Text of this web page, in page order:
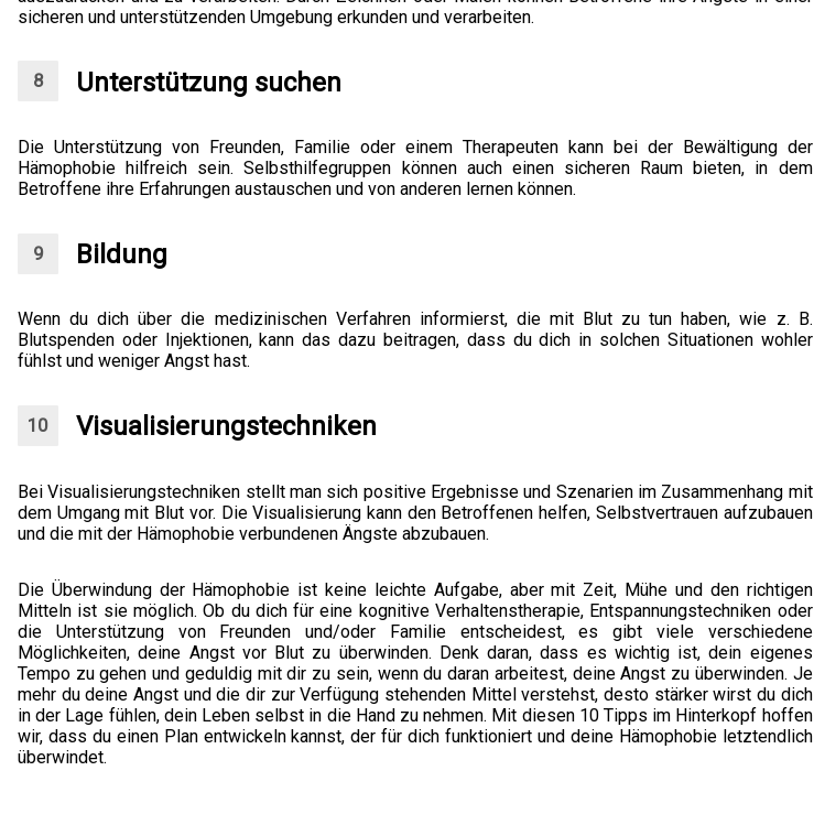
sicheren und unterstützenden Umgebung erkunden und verarbeiten.
Unterstützung suchen
Die Unterstützung von Freunden, Familie oder einem Therapeuten kann bei der Bewältigung der
Hämophobie hilfreich sein. Selbsthilfegruppen können auch einen sicheren Raum bieten, in dem
Betroffene ihre Erfahrungen austauschen und von anderen lernen können.
Bildung
Wenn du dich über die medizinischen Verfahren informierst, die mit Blut zu tun haben, wie z. B.
Blutspenden oder Injektionen, kann das dazu beitragen, dass du dich in solchen Situationen wohler
fühlst und weniger Angst hast.
Visualisierungstechniken
Bei Visualisierungstechniken stellt man sich positive Ergebnisse und Szenarien im Zusammenhang mit
dem Umgang mit Blut vor. Die Visualisierung kann den Betroffenen helfen, Selbstvertrauen aufzubauen
und die mit der Hämophobie verbundenen Ängste abzubauen.
Die Überwindung der Hämophobie ist keine leichte Aufgabe, aber mit Zeit, Mühe und den richtigen
Mitteln ist sie möglich. Ob du dich für eine kognitive Verhaltenstherapie, Entspannungstechniken oder
die Unterstützung von Freunden und/oder Familie entscheidest, es gibt viele verschiedene
Möglichkeiten, deine Angst vor Blut zu überwinden. Denk daran, dass es wichtig ist, dein eigenes
Tempo zu gehen und geduldig mit dir zu sein, wenn du daran arbeitest, deine Angst zu überwinden. Je
mehr du deine Angst und die dir zur Verfügung stehenden Mittel verstehst, desto stärker wirst du dich
in der Lage fühlen, dein Leben selbst in die Hand zu nehmen. Mit diesen 10 Tipps im Hinterkopf hoffen
wir, dass du einen Plan entwickeln kannst, der für dich funktioniert und deine Hämophobie letztendlich
überwindet.